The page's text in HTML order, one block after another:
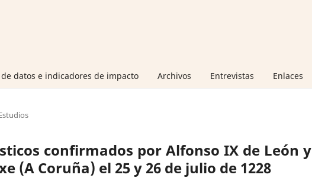
de datos e indicadores de impacto Archivos Entrevistas Enlaces
confirmados por Alfonso IX de León y
(A Coruña) el 25 y 26 de julio de 1228